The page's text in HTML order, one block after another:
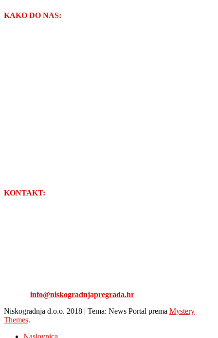
KAKO DO NAS:
KONTAKT:
info@niskogradnjapregrada.hr
Niskogradnja d.o.o. 2018 | Tema: News Portal prema Mystery
Themes.
Naslovnica